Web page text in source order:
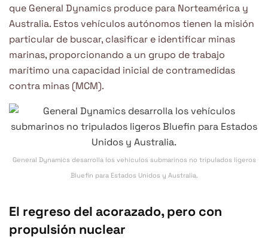
que General Dynamics produce para Norteamérica y
Australia. Estos vehículos autónomos tienen la misión
particular de buscar, clasificar e identificar minas
marinas, proporcionando a un grupo de trabajo
marítimo una capacidad inicial de contramedidas
contra minas (MCM).
General Dynamics desarrolla los vehículos submarinos no tripulados ligeros
Bluefin para Estados Unidos y Australia.
El regreso del acorazado, pero con
propulsión nuclear